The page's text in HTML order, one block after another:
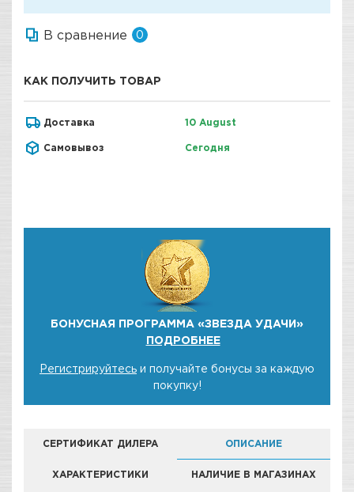
В сравнение 0
КАК ПОЛУЧИТЬ ТОВАР
Доставка 10 August
Самовывоз Сегодня
БОНУСНАЯ ПРОГРАММА «ЗВЕЗДА УДАЧИ»
ПОДРОБНЕЕ
Регистрируйтесь и получайте бонусы за каждую
покупку!
СЕРТИФИКАТ ДИЛЕРА ОПИСАНИЕ
ХАРАКТЕРИСТИКИ НАЛИЧИЕ В МАГАЗИНАХ